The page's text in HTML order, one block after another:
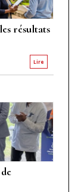
résultats
Lire